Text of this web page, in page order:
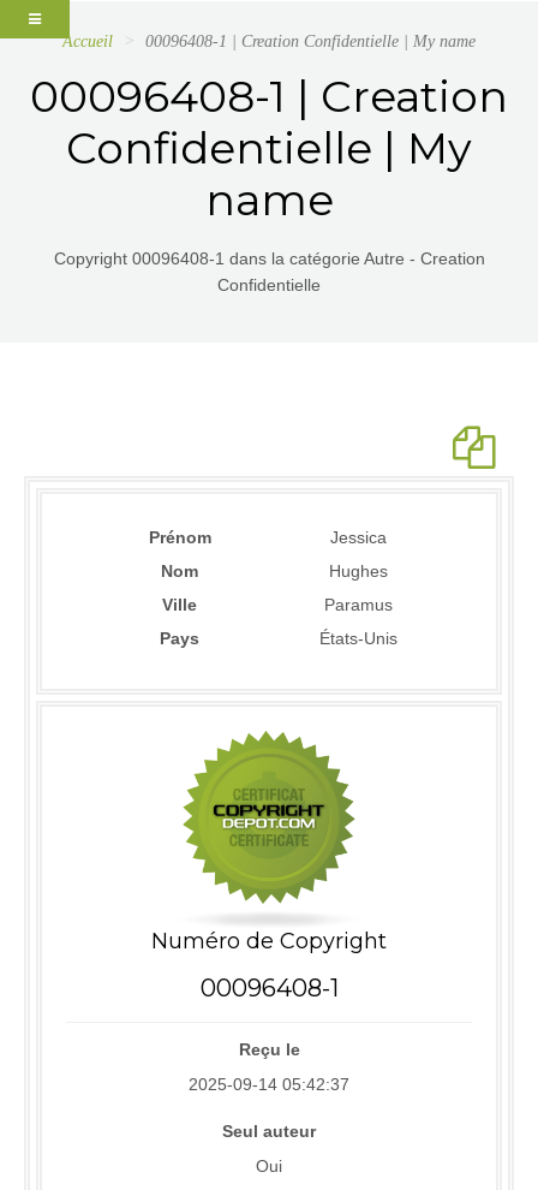
Accueil 00096408-1 | Creation Confidentielle | My name
00096408-1 | Creation
Confidentielle | My
name
Copyright 00096408-1 dans la catégorie Autre - Creation
Confidentielle
Prénom
Jessica
Nom
Hughes
Ville
Paramus
Pays
États-Unis
Numéro de Copyright
00096408-1
Reçu le
2025-09-14 05:42:37
Seul auteur
Oui